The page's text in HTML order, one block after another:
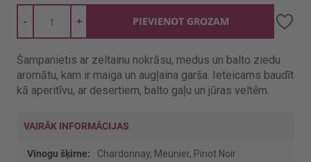
+
- PIEVIENOT GROZAM
Šampanietis ar zeltainu nokrāsu, medus un balto ziedu
aromātu, kam ir maiga un augļaina garša. Ieteicams baudīt
kā aperitīvu, ar desertiem, balto gaļu un jūras veltēm.
VAIRĀK INFORMĀCIJAS
Vairāk
Chardonnay, Meunier, Pinot Noir